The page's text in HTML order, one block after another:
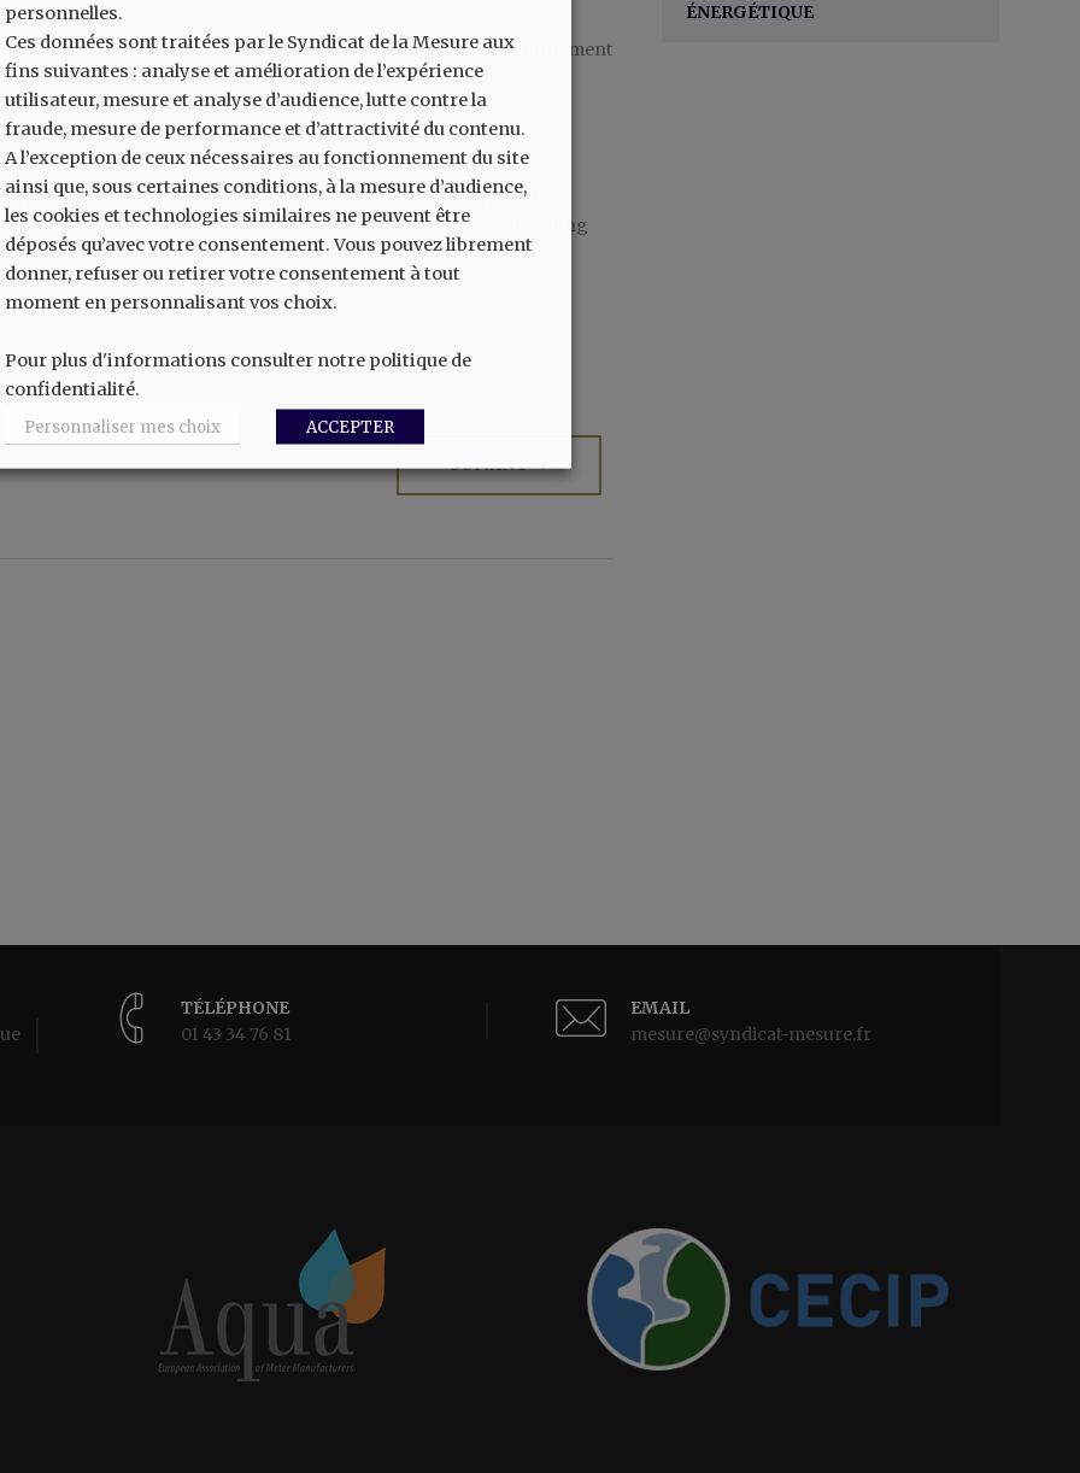
règles relatives au respect des droits de l’homme et de l’environnement
de directive sur le devoir de vigilance des entreprises en
comportement durable et responsable des entreprises tout au long
SUIVANT
ÉNERGÉTIQUE
TÉLÉPHONE
01 43 34 76 81
EMAIL
mesure@syndicat-mesure.fr
personnelles.
Ces données sont traitées par le Syndicat de la Mesure aux
fins suivantes : analyse et amélioration de l’expérience
utilisateur, mesure et analyse d’audience, lutte contre la
fraude, mesure de performance et d’attractivité du contenu.
A l’exception de ceux nécessaires au fonctionnement du site
ainsi que, sous certaines conditions, à la mesure d’audience,
les cookies et technologies similaires ne peuvent être
déposés qu’avec votre consentement. Vous pouvez librement
donner, refuser ou retirer votre consentement à tout
moment en personnalisant vos choix.
Pour plus d'informations consulter notre politique de
confidentialité.
Personnaliser mes choix ACCEPTER